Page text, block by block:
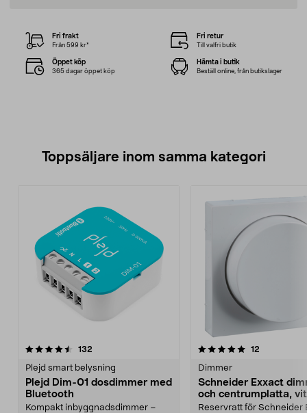
Fri frakt
Från 599 kr*
Fri retur
Till valfri butik
Öppet köp
365 dagar öppet köp
Hämta i butik
Beställ online, från butikslager
Toppsäljare inom samma kategori
132
Plejd smart belysning
Plejd Dim-01 dosdimmer med
Bluetooth
Kompakt inbyggnadsdimmer –
5.0 av 5 stjärnor 12
Dimmer
Schneider Exxact
och centrumplatta, vit
Reservratt för Schneider
5.0 av 5 stjärnor